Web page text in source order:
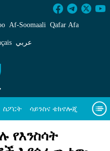
ዝርያዎችን
Af‑Soomaali Qafar Afa
عربي
ስፖርት ሳይንስና ቴክኖሎጂ
የእንስሳት